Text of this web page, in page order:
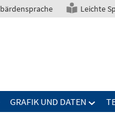
Leichte
GRAFIK UND DATEN